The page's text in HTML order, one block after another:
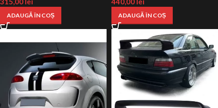
ADAUGĂ ÎN COȘ ADAUGĂ ÎN COȘ